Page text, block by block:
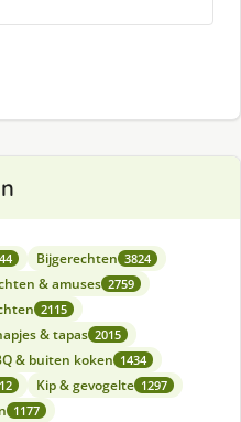
Bijgerechten 3824
& amuses 2759
2115
& tapas 2015
& buiten koken 1434
Kip & gevogelte 1297
1177